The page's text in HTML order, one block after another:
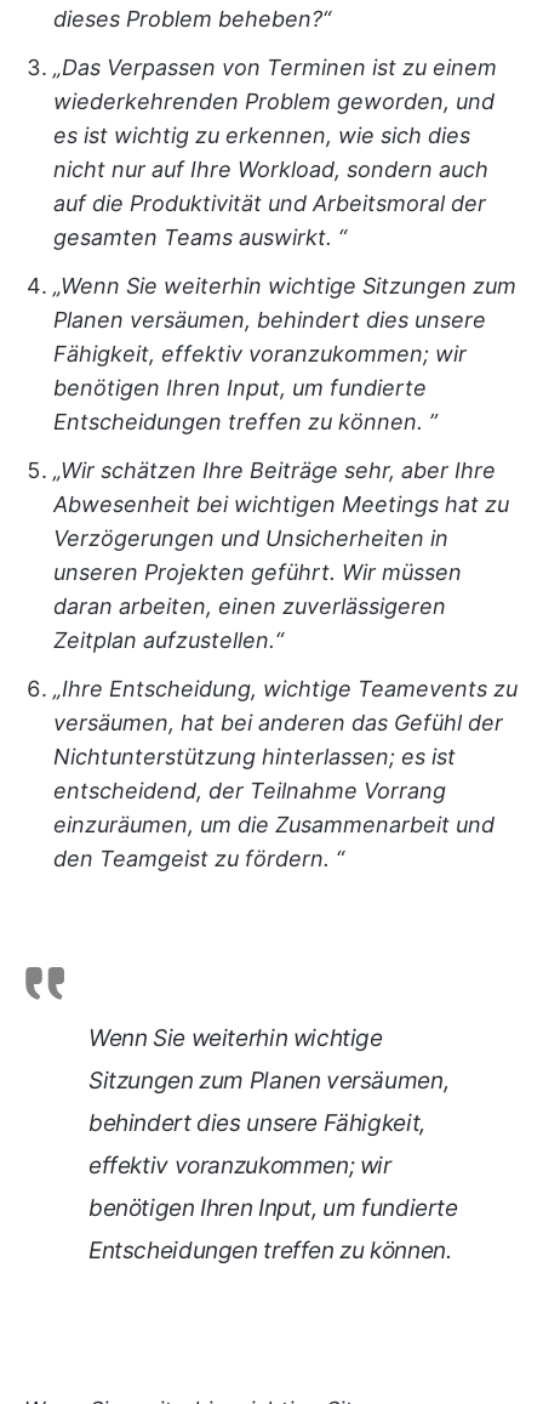
dieses Problem beheben?“
„Das Verpassen von Terminen ist zu einem
wiederkehrenden Problem geworden, und
es ist wichtig zu erkennen, wie sich dies
nicht nur auf Ihre Workload, sondern auch
auf die Produktivität und Arbeitsmoral der
gesamten Teams auswirkt. “
„Wenn Sie weiterhin wichtige Sitzungen zum
Planen versäumen, behindert dies unsere
Fähigkeit, effektiv voranzukommen; wir
benötigen Ihren Input, um fundierte
Entscheidungen treffen zu können. ”
„Wir schätzen Ihre Beiträge sehr, aber Ihre
Abwesenheit bei wichtigen Meetings hat zu
Verzögerungen und Unsicherheiten in
unseren Projekten geführt. Wir müssen
daran arbeiten, einen zuverlässigeren
Zeitplan aufzustellen.“
„Ihre Entscheidung, wichtige Teamevents zu
versäumen, hat bei anderen das Gefühl der
Nichtunterstützung hinterlassen; es ist
entscheidend, der Teilnahme Vorrang
einzuräumen, um die Zusammenarbeit und
den Teamgeist zu fördern. “
Wenn Sie weiterhin wichtige
Sitzungen zum Planen versäumen,
behindert dies unsere Fähigkeit,
effektiv voranzukommen; wir
benötigen Ihren Input, um fundierte
Entscheidungen treffen zu können.